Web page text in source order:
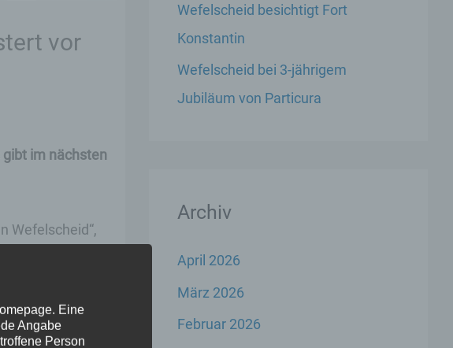
vor
gibt im nächsten
Wefelscheid“,
Fall des Ex-
sind der
Wefelscheid besichtigt Fort
Konstantin
Wefelscheid bei 3-jährigem
Jubiläum von Particura
Archiv
April 2026
März 2026
Februar 2026
Eine
Angabe
Person